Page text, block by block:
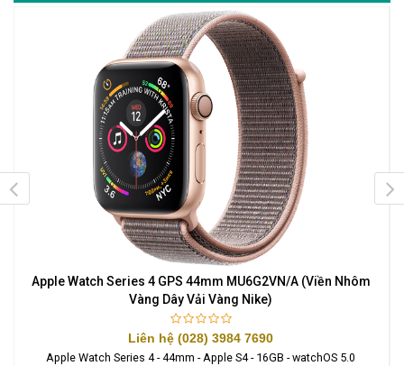
Apple Watch Series 4 GPS 44mm MU6G2VN/A (Viền Nhôm
Vàng Dây Vải Vàng Nike)
Liên hệ (028) 3984 7690
Apple Watch Series 4 - 44mm - Apple S4 - 16GB - watchOS 5.0